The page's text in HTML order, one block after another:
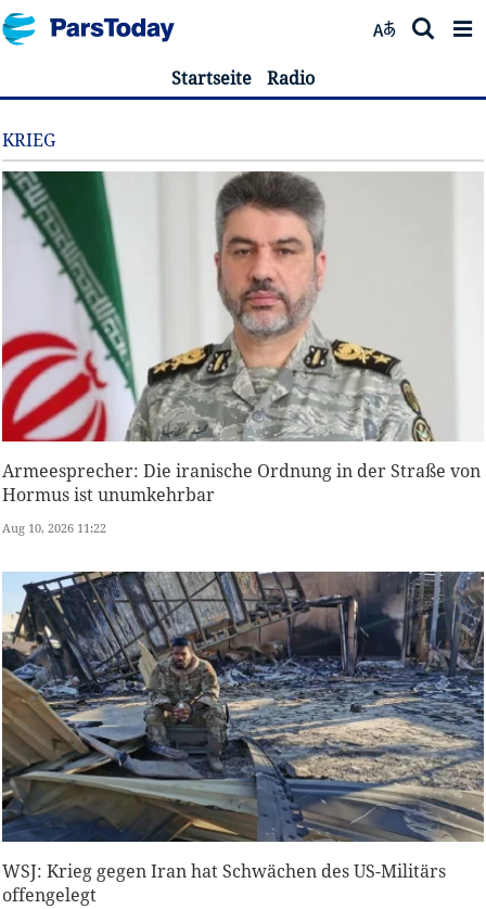
Startseite Radio
KRIEG
Armeesprecher: Die iranische Ordnung in der Straße von
Hormus ist unumkehrbar
Aug 10, 2026 11:22
WSJ: Krieg gegen Iran hat Schwächen des US-Militärs
offengelegt